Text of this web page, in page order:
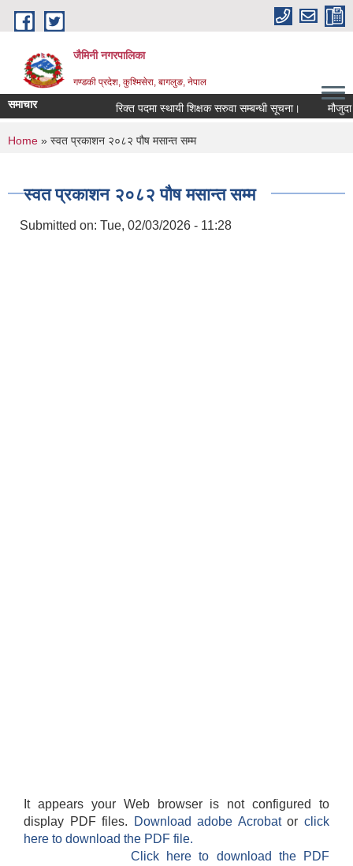
Skip to main content
जैमिनी नगरपालिका
गण्डकी प्रदेश, कुश्मिसेरा, बागलुङ, नेपाल
समाचार रिक्त पदमा स्थायी शिक्षक सरुवा सम्बन्धी सूचना। मौजुदा
You are here
Home » स्वत प्रकाशन २०८२ पौष मसान्त सम्म
स्वत प्रकाशन २०८२ पौष मसान्त सम्म
Submitted on: Tue, 02/03/2026 - 11:28
It appears your Web browser is not configured to
display PDF files.
Download adobe Acrobatorclick
here to download the PDF file.
Click here to download the PDF